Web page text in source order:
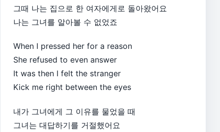
그때 나는 집으로 한 여자에게로 돌아왔어요
나는 그녀를 알아볼 수 없었죠
When I pressed her for a reason
She refused to even answer
It was then I felt the stranger
Kick me right between the eyes
내가 그녀에게 그 이유를 물었을 때
그녀는 대답하기를 거절했어요